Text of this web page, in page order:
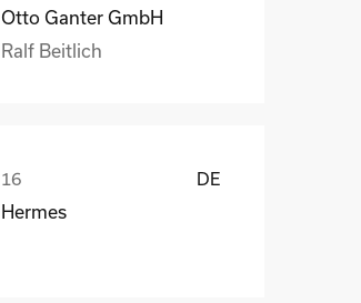
Otto Ganter GmbH
Ralf Beitlich
DE
Hermes